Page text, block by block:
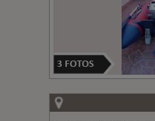
3 FOTOS